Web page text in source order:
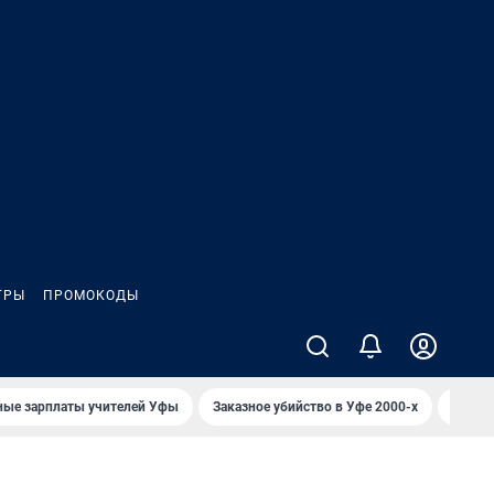
ПРОМОКОДЫ
зарплаты учителей Уфы Заказное убийство в Уфе 2000-х